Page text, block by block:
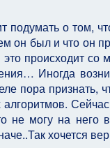
подумать о том,
он был и что он
это происходит
Иногда
пора признать,
алгоритмов.
не могу на него
хочется